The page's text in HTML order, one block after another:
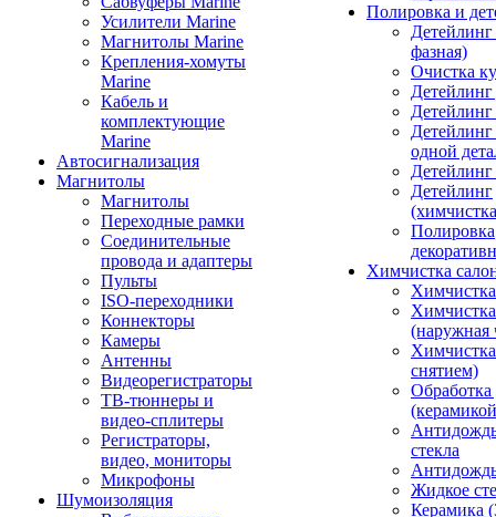
Усилители Marine
Магнитолы Marine
Крепления-хомуты
Marine
Кабель и
комплектующие
Marine
Автосигнализация
Магнитолы
Магнитолы
Переходные рамки
Соединительные
провода и адаптеры
Пульты
ISO-переходники
Коннекторы
Камеры
Антенны
Видеорегистраторы
ТВ-тюннеры и
видео-сплитеры
Регистраторы,
видео, мониторы
Микрофоны
Шумоизоляция
Полировка и
фазная)
Очистка
Детейлинг
одной
Детейлинг
Полировка
Химчистка
(наружная
снятием)
Обработка
стекла
Жидкое
Керамика